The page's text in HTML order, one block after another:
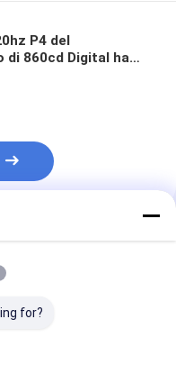
P4 del
di 860cd Digital ha
for?